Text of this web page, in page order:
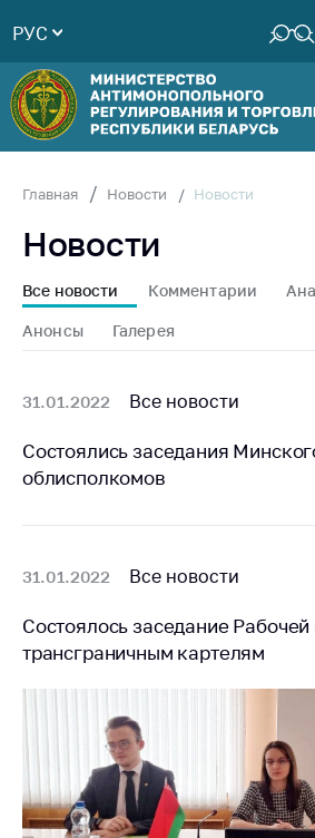
Руководство
Структура
Министерства
Территориальные
Законодательство
Антикоррупционная
деятельность
совет
Соискателям
Награждения
товарная биржа
жизнь
работа
Официальные
геральдические
символы
5 лет МАРТ
РУС
Главная Новости Новости
Новости
Все новости Комментарии
Анонсы Галерея
31.01.2022 Все новости
Состоялись заседания
облисполкомов
31.01.2022 Все новости
Состоялось заседание
трансграничным картелям